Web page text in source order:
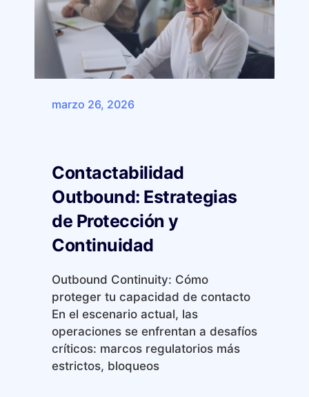
marzo 26, 2026
Contactabilidad
Outbound: Estrategias
de Protección y
Continuidad
Outbound Continuity: Cómo
proteger tu capacidad de contacto
En el escenario actual, las
operaciones se enfrentan a desafíos
críticos: marcos regulatorios más
estrictos, bloqueos